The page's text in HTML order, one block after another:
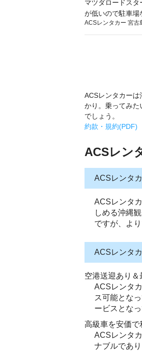
マツダロードス
が低いので駐車場
ACSレンタカー 宮古
ACSレンタカーは
かり。乗ってみた
でしょう。
約款・規約(PDF)
ACSレン
ACSレンタ
ACSレンタ
しめる沖縄
ですが、よ
ACSレンタ
空港送迎あり
ACSレンタカ
ス可能とな
ービスとなっ
高級車を安価で
ACSレンタ
ナブルであ